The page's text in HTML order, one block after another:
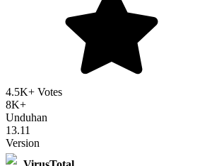
4.5K+ Votes
8K+
Unduhan
13.11
Version